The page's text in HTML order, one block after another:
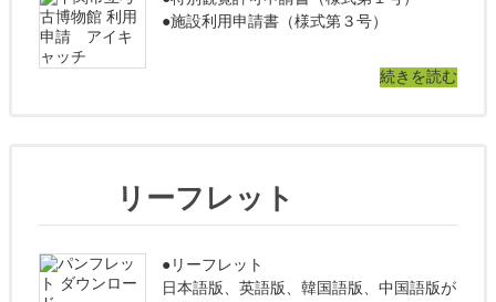
●施設利用申請書（様式第３号）
続きを読む
リーフレット
●リーフレット
日本語版、英語版、韓国語版、中国語版が